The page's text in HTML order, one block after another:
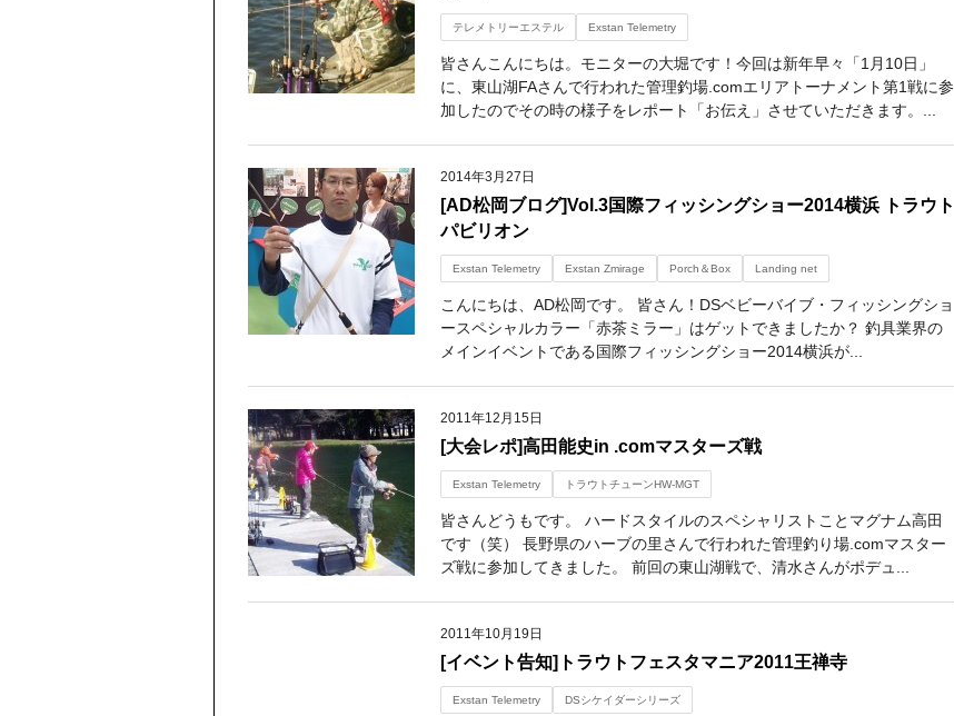
テレメトリーエステル Exstan Telemetry
皆さんこんにちは。モニターの大堀です！今回は新年早々「1月10日」
に、東山湖FAさんで行われた管理釣場.comエリアトーナメント第1戦に参
加したのでその時の様子をレポート「お伝え」させていただきます。...
2014年3月27日
[AD松岡ブログ]Vol.3国際フィッシングショー2014横浜 トラウト
パビリオン
Exstan Telemetry Exstan Zmirage Porch＆Box Landing net
こんにちは、AD松岡です。 皆さん！DSベビーバイブ・フィッシングショ
ースペシャルカラー「赤茶ミラー」はゲットできましたか？ 釣具業界の
メインイベントである国際フィッシングショー2014横浜が...
2011年12月15日
[大会レポ]高田能史in .comマスターズ戦
Exstan Telemetry トラウトチューンHW-MGT
皆さんどうもです。 ハードスタイルのスペシャリストことマグナム高田
です（笑） 長野県のハーブの里さんで行われた管理釣り場.comマスター
ズ戦に参加してきました。 前回の東山湖戦で、清水さんがポデュ...
2011年10月19日
[イベント告知]トラウトフェスタマニア2011王禅寺
Exstan Telemetry DSシケイダーシリーズ